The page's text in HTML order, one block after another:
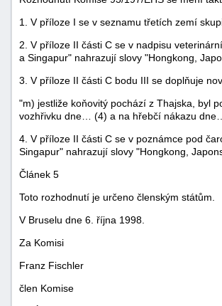
1. V příloze I se v seznamu třetích zemí
2. V příloze II části C se v nadpisu
a Singapur" nahrazují slovy "Hongkong,
3. V příloze II části C bodu III se doplňuje
"m) jestliže koňovitý pochází z Thajska, byl
vozhřivku dne… (4) a na hřebčí nákazu
4. V příloze II části C se v poznámce pod
Singapur" nahrazují slovy "Hongkong,
Článek 5
Toto rozhodnutí je určeno členským státům.
V Bruselu dne 6. října 1998.
Za Komisi
Franz Fischler
člen Komise